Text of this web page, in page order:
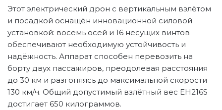
Этот электрический дрон с вертикальным взлётом
и посадкой оснащён инновационной силовой
установкой: восемь осей и 16 несущих винтов
обеспечивают необходимую устойчивость и
надёжность. Аппарат способен перевозить на
борту двух пассажиров, преодолевая расстояния
до 30 км и разгоняясь до максимальной скорости
130 км/ч. Общий допустимый взлётный вес EH216S
достигает 650 килограммов.